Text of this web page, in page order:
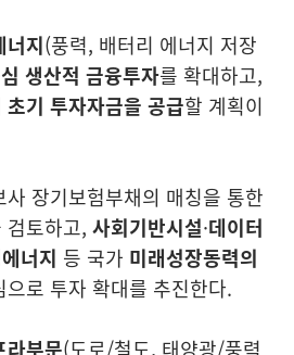
너지(풍력, 배터리 에너지 저장
생산적 금융투자를 확대하고,
초기 투자자금을 공급할 계획이
사 장기보험부채의 매칭을 통한
검토하고, 사회기반시설·데이터
너지 등 국가 미래성장동력의
로 투자 확대를 추진한다.
라부문(도로/철도, 태양광/풍력